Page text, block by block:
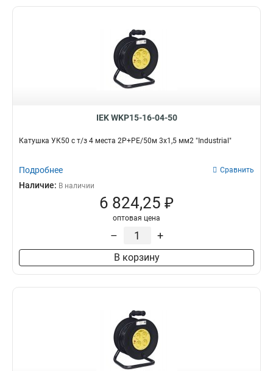
IEK WKP15-16-04-50
Катушка УК50 с т/з 4 места 2Р+PЕ/50м 3х1,5 мм2 "Industrial"
Подробнее Сравнить
Наличие: В наличии
6 824,25 ₽
оптовая цена
– +
В корзину